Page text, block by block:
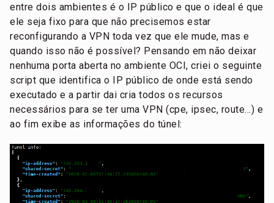
entre dois ambientes é o IP público e que o ideal é que
ele seja fixo para que não precisemos estar
reconfigurando a VPN toda vez que ele mude, mas e
quando isso não é possível? Pensando em não deixar
nenhuma porta aberta no ambiente OCI, criei o seguinte
script que identifica o IP público de onde está sendo
executado e a partir dai cria todos os recursos
necessários para se ter uma VPN (cpe, ipsec, route…) e
ao fim exibe as informações do túnel: